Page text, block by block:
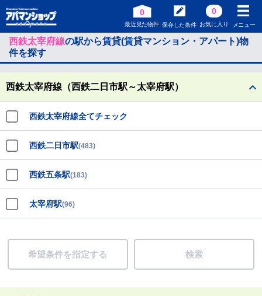
0
最近見た物件 保存した条件
0
お気に入り メニュー
西鉄太宰府線の駅から賃貸(賃貸マンション・アパート)物
件を探す
西鉄太宰府線（西鉄二日市駅～太宰府駅）
西鉄太宰府線全てチェック
西鉄二日市駅(483)
西鉄五条駅(183)
太宰府駅(96)
希望条件を指定する 検索